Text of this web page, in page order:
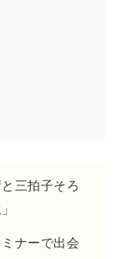
三拍子そろ
ナーで出会